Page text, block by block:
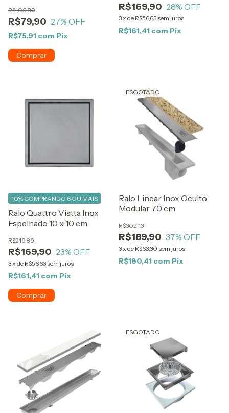
R$79,90
R$109,89
27% OFF
R$75,91 com Pix
Comprar
R$169,90 28% OFF
3 x de R$56,63 sem juros
R$161,41 com Pix
Ralo Quattro Vistta Inox
Espelhado 10 x 10 cm
R$169,90
R$219,89
23% OFF
3 x de R$56,63 sem juros
10% COMPRANDO 6 OU MAIS
R$161,41 com Pix
ESGOTADO
Ralo Linear Inox Oculto
Modular 70 cm
R$189,90
R$302,13
37% OFF
3 x de R$63,30 sem juros
R$180,41 com Pix
ESGOTADO